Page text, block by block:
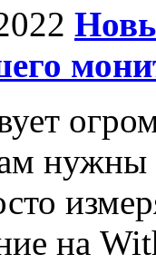
нужны
на